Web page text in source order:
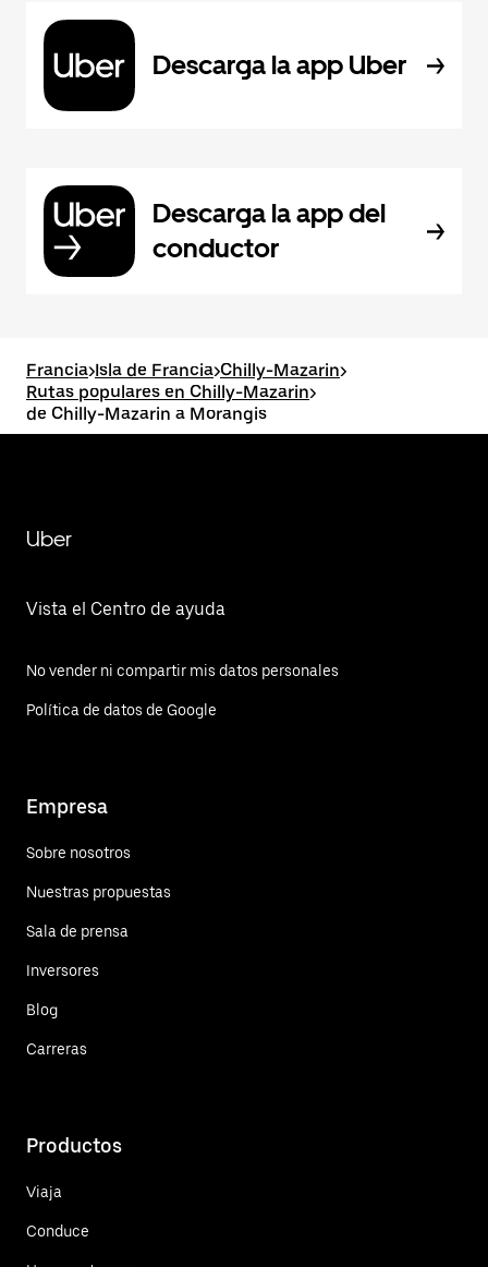
Descarga la app Uber
Descarga la app del
conductor
Francia>Isla de Francia>Chilly-Mazarin>
Rutas populares en Chilly-Mazarin>
de Chilly-Mazarin a Morangis
Uber
Vista el Centro de ayuda
No vender ni compartir mis datos personales
Política de datos de Google
Empresa
Sobre nosotros
Nuestras propuestas
Sala de prensa
Inversores
Blog
Carreras
Productos
Viaja
Conduce